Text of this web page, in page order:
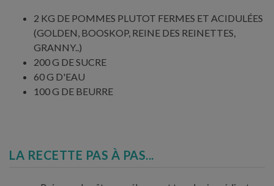
2 KG DE POMMES PLUTOT FERMES ET ACIDULÉES
(GOLDEN, BOOSKOP, REINE DES REINETTES,
GRANNY..)
200 G DE SUCRE
60 G D'EAU
100 G DE BEURRE
LA RECETTE PAS À PAS...